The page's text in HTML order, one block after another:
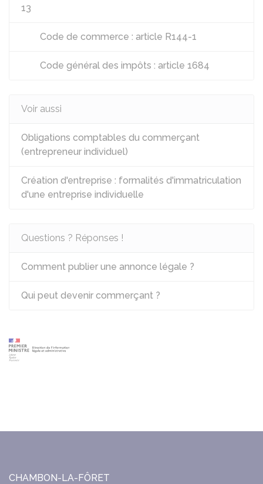
13
Code de commerce : article R144-1
Code général des impôts : article 1684
Voir aussi
Obligations comptables du commerçant
(entrepreneur individuel)
Création d'entreprise : formalités d'immatriculation
d'une entreprise individuelle
Questions ? Réponses !
Comment publier une annonce légale ?
Qui peut devenir commerçant ?
CHAMBON-LA-FÔRET